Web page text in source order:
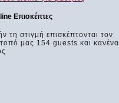
Επισκέπτες
τη στιγμή επισκέπτονται τον
μας 154 guests και κανένα